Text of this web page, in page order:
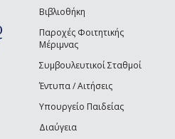
e-mail)
Βιβλιοθήκη
Παροχές Φοιτητικής
Μέριμνας
Συμβουλευτικοί Σταθμοί
Έντυπα / Αιτήσεις
Υπουργείο Παιδείας
Διαύγεια